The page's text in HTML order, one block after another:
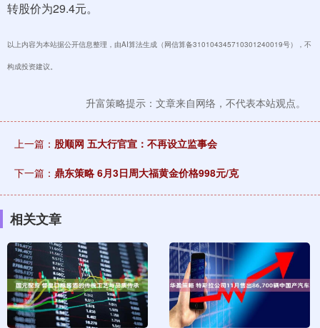
转股价为29.4元。
以上内容为本站据公开信息整理，由AI算法生成（网信算备310104345710301240019号），不
构成投资建议。
升富策略提示：文章来自网络，不代表本站观点。
上一篇： 股顺网 五大行官宣：不再设立监事会
下一篇： 鼎东策略 6月3日周大福黄金价格998元/克
相关文章